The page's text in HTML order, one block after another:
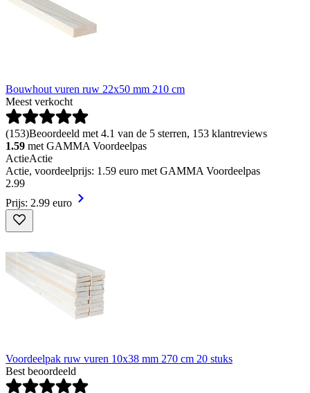
Bouwhout vuren ruw 22x50 mm 210 cm
Meest verkocht
(153)Beoordeeld met 4.1 van de 5 sterren, 153 klantreviews
1.59 met GAMMA Voordeelpas
ActieActie
Actie, voordeelprijs: 1.59 euro met GAMMA Voordeelpas
2.99
Prijs: 2.99 euro
Voordeelpak ruw vuren 10x38 mm 270 cm 20 stuks
Best beoordeeld